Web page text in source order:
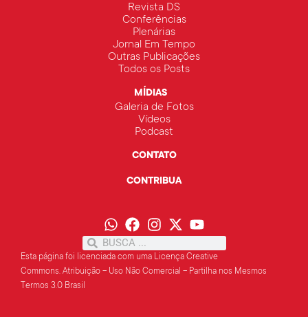
Revista DS
Conferências
Plenárias
Jornal Em Tempo
Outras Publicações
Todos os Posts
MÍDIAS
Galeria de Fotos
Vídeos
Podcast
CONTATO
CONTRIBUA
Esta página foi licenciada com uma Licença Creative
Commons. Atribuição – Uso Não Comercial – Partilha nos Mesmos
Termos 3.0 Brasil